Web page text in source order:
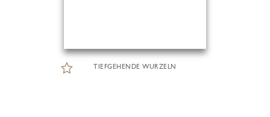
TIEFGEHENDE WURZELN